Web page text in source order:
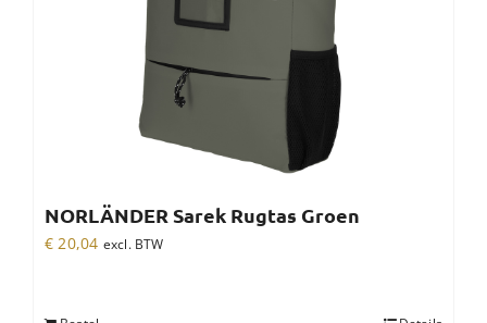
NORLÄNDER Sarek Rugtas Groen
€ 20,04 excl. BTW